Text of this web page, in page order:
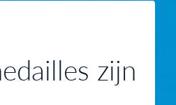
zijn